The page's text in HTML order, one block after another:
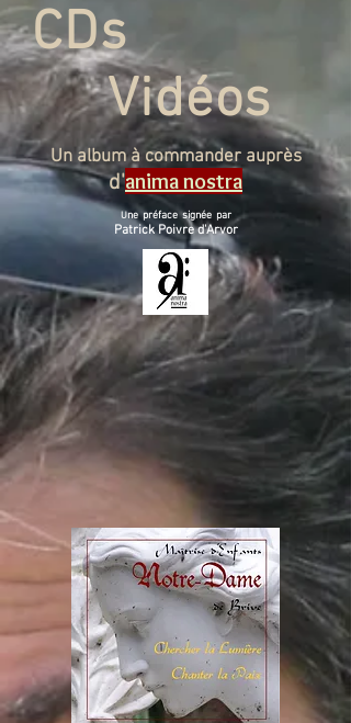
CDs
Vidéos
Un album à commander auprès
d'anima nostra
Une préface signée par
Patrick Poivre d'Arvor